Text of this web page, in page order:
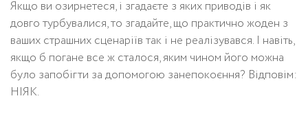
Якщо ви озирнетеся, і згадаєте з яких приводів і як
довго турбувалися, то згадайте, що практично жоден з
ваших страшних сценаріїв так і не реалізувався. І навіть,
якщо б погане все ж сталося, яким чином його можна
було запобігти за допомогою занепокоєння? Відповім:
НІЯК.